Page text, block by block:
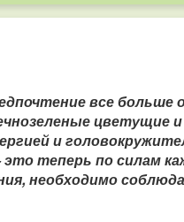
все
цветущие
и
это теперь по силам
необходимо